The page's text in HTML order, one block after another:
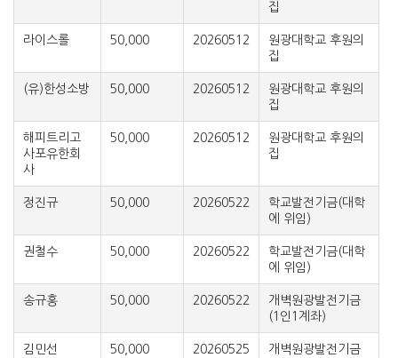
집
라이스롤 50,000 20260512
원광대학교 후원의
집
(유)한성소방 50,000 20260512
원광대학교 후원의
집
해피트리고
사포유한회
사
50,000 20260512
원광대학교 후원의
집
정진규 50,000 20260522
학교발전기금(대학
에 위임)
권철수 50,000 20260522
학교발전기금(대학
에 위임)
송규홍 50,000 20260522
개벽원광발전기금
(1인1계좌)
김민선 50,000 20260525
개벽원광발전기금